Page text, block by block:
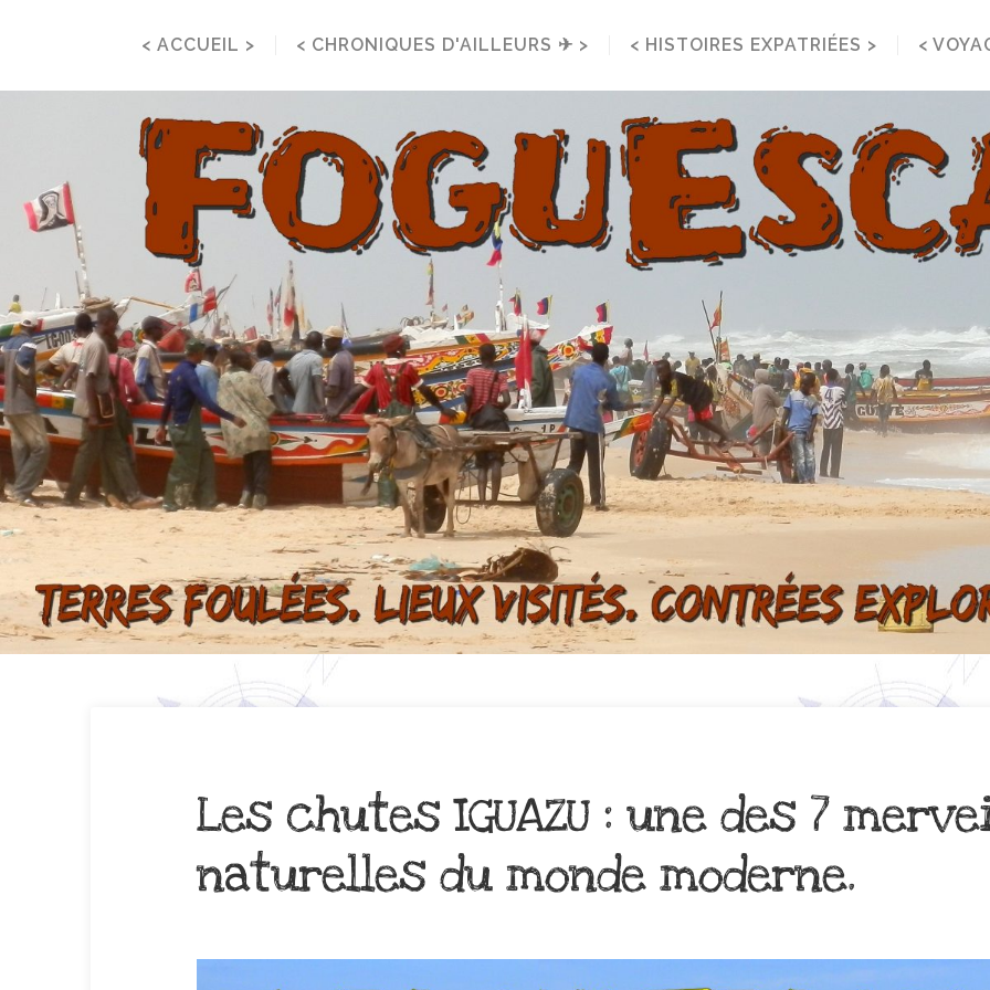
< ACCUEIL > < CHRONIQUES D'AILLEURS ✈ > < HISTOIRES EXPATRIÉES > <
Les chutes IGUAZU : une des 7
naturelles du monde moderne.